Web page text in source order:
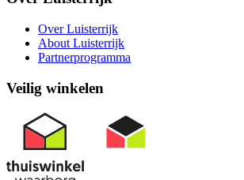
Over Luisterrijk
About Luisterrijk
Partnerprogramma
Veilig winkelen